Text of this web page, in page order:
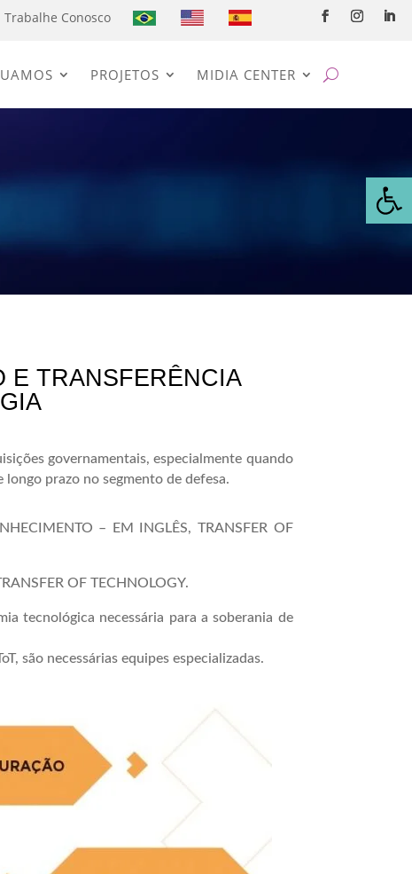
Trabalhe Conosco
PROJETOS MIDIA CENTER
E TRANSFERÊNCIA
governamentais, especialmente quando
prazo no segmento de defesa.
– EM INGLÊS, TRANSFER OF
OF TECHNOLOGY.
tecnológica necessária para a soberania de
são necessárias equipes especializadas.
Abrir